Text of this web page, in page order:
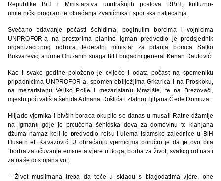
Republike BiH i Ministarstva unutrašnjih poslova RBiH, kulturno-
umjetnički program te obraćanja zvaničnika i sportska natjecanja.
Svečano odavanje počasti šehidima, poginulim borcima i vojnicima
UNPROFOR-a na prostorima planine Igman predvodio je predsjednik
organizacionog odbora, federalni ministar za pitanja boraca Salko
Bukvarević, a uime Oružanih snaga BiH brigadni general Kenan Dautović.
Kao i svake godine položeno je cvijeće i odata počast na spomeniku
pripadnicima UNPROFOR-a, spomen-obilježjima Grkarica i na Proskoku,
na mezaristanu Veliko Polje i mezaristanu Mrazište, te na Brezovači,
mjestu počivališta šehida Adnana Došlića i zlatnog ljiljana Čede Domuza.
Hiljade vjernika i bivših boraca okupilo se danas u musali Ratne džamije
na Igmanu gdje je proučena šehidska dova za domovinu te klanjana
džuma namaz koji je predvodio reisu-l-ulema Islamske zajednice u BiH
Husein ef. Kavazović. U obraćanju vjernicima poručio je da je ovo bila
“borba za očuvanje emaneta vjere u Boga, borba za život, svakog od nas i
za naše dostojanstvo”.
– Život muslimana treba da teče u skladu s blagodatima vjere, one